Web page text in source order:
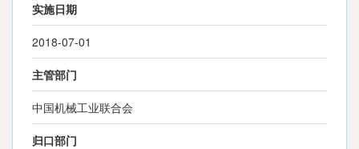
实施日期
2018-07-01
主管部门
中国机械工业联合会
归口部门